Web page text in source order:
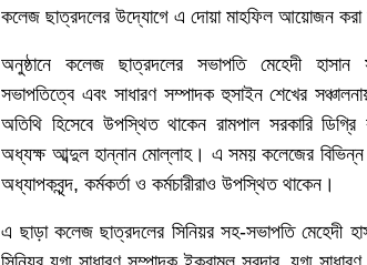
কলেজ ছাত্রদলের উদ্যোগে এ দোয়া মাহফিল আয়োজন করা
অনুষ্ঠানে কলেজ ছাত্রদলের সভাপতি মেহেদী হাসান
সভাপতিত্বে এবং সাধারণ সম্পাদক হুসাইন শেখের
অতিথি হিসেবে উপস্থিত থাকেন রামপাল সরকারি
অধ্যক্ষ আব্দুল হান্নান মোল্লাহ। এ সময় কলেজের বিভিন্ন
অধ্যাপকবৃন্দ, কর্মকর্তা ও কর্মচারীরাও উপস্থিত থাকেন।
এ ছাড়া কলেজ ছাত্রদলের সিনিয়র সহ-সভাপতি মেহেদী